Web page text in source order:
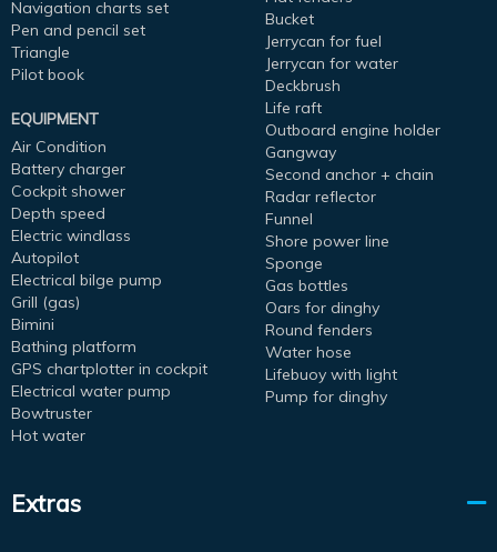
Navigation charts set
Pen and pencil set
Triangle
Pilot book
EQUIPMENT
Air Condition
Battery charger
Cockpit shower
Depth speed
Electric windlass
Autopilot
Electrical bilge pump
Grill (gas)
Bimini
Bathing platform
GPS chartplotter in cockpit
Electrical water pump
Bowtruster
Hot water
Bucket
Jerrycan for fuel
Jerrycan for water
Deckbrush
Life raft
Outboard engine holder
Gangway
Second anchor + chain
Radar reflector
Funnel
Shore power line
Sponge
Gas bottles
Oars for dinghy
Round fenders
Water hose
Lifebuoy with light
Pump for dinghy
Extras